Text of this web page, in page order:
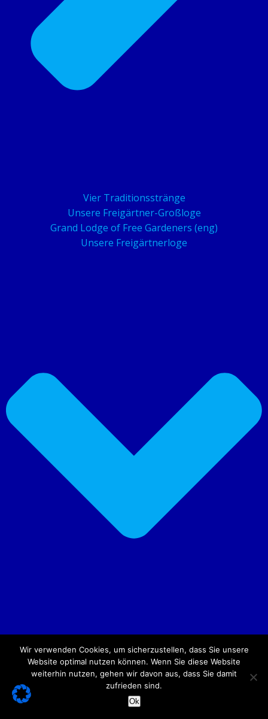
Vier Traditionsstränge
Unsere Freigärtner-Großloge
Grand Lodge of Free Gardeners (eng)
Unsere Freigärtnerloge
Wir verwenden Cookies, um sicherzustellen, dass Sie unsere
Website optimal nutzen können. Wenn Sie diese Website
weiterhin nutzen, gehen wir davon aus, dass Sie damit
zufrieden sind.
Ok